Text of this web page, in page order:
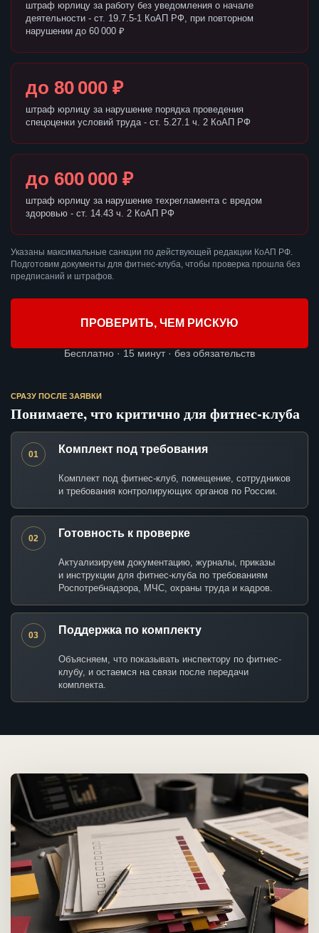
штраф юрлицу за работу без уведомления о начале
деятельности - ст. 19.7.5-1 КоАП РФ, при повторном
нарушении до 60 000 ₽
до 80 000 ₽
штраф юрлицу за нарушение порядка проведения
спецоценки условий труда - ст. 5.27.1 ч. 2 КоАП РФ
до 600 000 ₽
штраф юрлицу за нарушение техрегламента с вредом
здоровью - ст. 14.43 ч. 2 КоАП РФ
Указаны максимальные санкции по действующей редакции КоАП РФ.
Подготовим документы для фитнес-клуба, чтобы проверка прошла без
предписаний и штрафов.
ПРОВЕРИТЬ, ЧЕМ РИСКУЮ
Бесплатно · 15 минут · без обязательств
СРАЗУ ПОСЛЕ ЗАЯВКИ
Понимаете, что критично для фитнес-клуба
01 Комплект под требования
Комплект под фитнес-клуб, помещение, сотрудников
и требования контролирующих органов по России.
02 Готовность к проверке
Актуализируем документацию, журналы, приказы
и инструкции для фитнес-клуба по требованиям
Роспотребнадзора, МЧС, охраны труда и кадров.
03 Поддержка по комплекту
Объясняем, что показывать инспектору по фитнес-
клубу, и остаемся на связи после передачи
комплекта.